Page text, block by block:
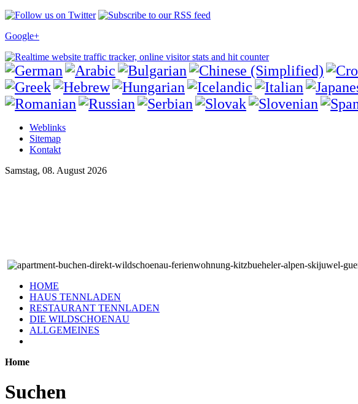
Google+
Weblinks
Sitemap
Kontakt
Samstag, 08. August 2026
HOME
HAUS TENNLADEN
RESTAURANT TENNLADEN
DIE WILDSCHOENAU
ALLGEMEINES
Home
Suchen